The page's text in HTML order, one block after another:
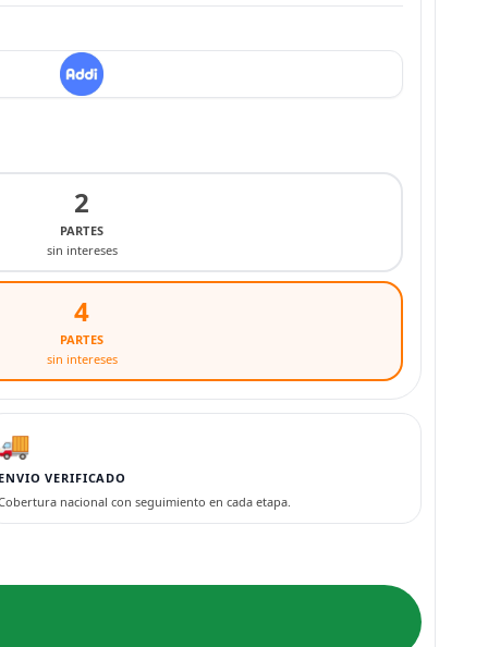
2
PARTES
sin intereses
4
PARTES
sin intereses
🚚
ENVIO VERIFICADO
nacional con seguimiento en cada etapa.